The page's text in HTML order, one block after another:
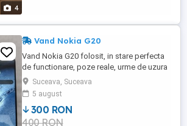
4
Vand Nokia G20
Vand Nokia G20 folosit, in stare perfecta
de functionare, poze reale, urme de uzura
minore, fara incarcator, husa si cutie
inclusa. Specificatii: 4GB RAM 64GB
memorie interna Predare doar personala.
Suceava, Suceava
5 august
300 RON
400 RON